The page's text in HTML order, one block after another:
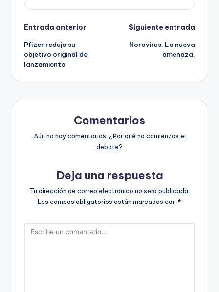
Navegación
de
entradas
Entrada anterior
Pfizer redujo su
objetivo original de
lanzamiento
Siguiente entrada
Norovirus. La nueva
amenaza.
Comentarios
Aún no hay comentarios. ¿Por qué no comienzas el
debate?
Deja una respuesta
Tu dirección de correo electrónico no será publicada.
Los campos obligatorios están marcados con *